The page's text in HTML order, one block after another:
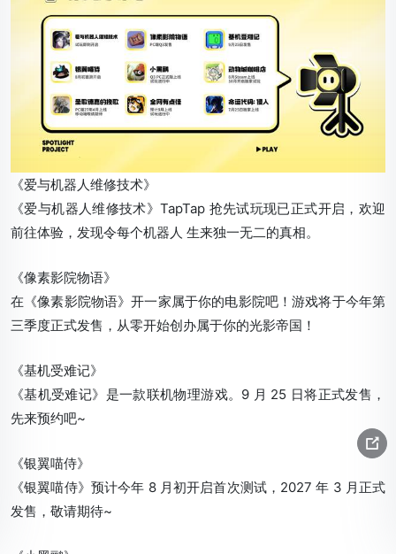
《爱与机器人维修技术》
《爱与机器人维修技术》TapTap 抢先试玩现已正式开启，欢迎
前往体验，发现令每个机器人 生来独一无二的真相。
《像素影院物语》
在《像素影院物语》开一家属于你的电影院吧！游戏将于今年第
三季度正式发售，从零开始创办属于你的光影帝国！
《基机受难记》
《基机受难记》是一款联机物理游戏。9 月 25 日将正式发售，
先来预约吧~
《银翼喵侍》
《银翼喵侍》预计今年 8 月初开启首次测试，2027 年 3 月正式
发售，敬请期待~